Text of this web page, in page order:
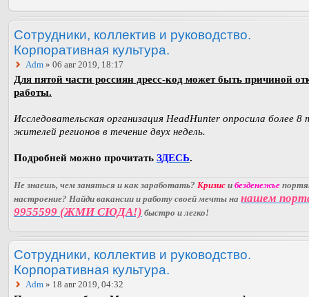
Сотрудники, коллектив и руководство.
Корпоративная культура.
Adm » 06 авг 2019, 18:17
Для пятой части россиян дресс-код может быть причиной
работы.
Исследовательская организация HeadHunter опросила более 8
жителей регионов в течение двух недель.
Подробней можно прочитать ЗДЕСЬ.
Не знаешь, чем заняться и как заработать? Кризис и безденежье
настроение? Найди вакансии и работу своей мечты на нашем
9955599 (ЖМИ СЮДА!) быстро и легко!
Сотрудники, коллектив и руководство.
Корпоративная культура.
Adm » 18 авг 2019, 04:32